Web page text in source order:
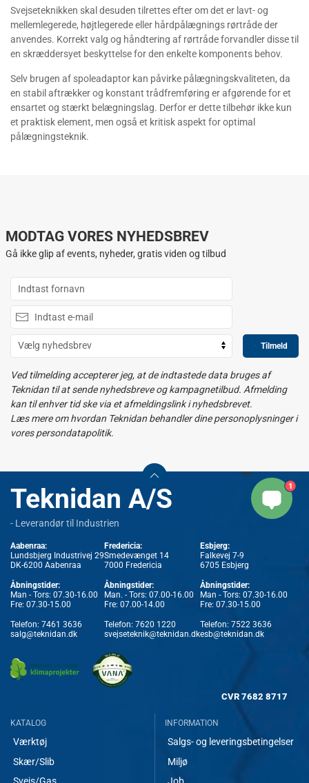
Svejseteknikken skal desuden tilrettes efter om det er lavt- og
mellemlegerede, højtlegerede eller hårdpålægnings rørtråde der
anvendes. Korrekt valg og håndtering af rørtråde forvandler disse til
en skræddersyet beskyttelse for den enkelte komponents behov.
Selv brugen af spoleadaptor kan påvirke pålægningskvaliteten, da
en stabil aftrækker og konstant trådfremføring er afgørende for et
ensartet og stærkt belægningslag. Derfor er dette tilbehør ikke kun
et praktisk element, men også et kritisk aspekt for optimal
pålægningsteknik.
MODTAG VORES NYHEDSBREV
Gå ikke glip af events, nyheder, gratis viden og tilbud
Tilmeld
Ved tilmelding accepterer jeg, at de indtastede data bruges af
Teknidan til at sende nyhedsbreve og kampagnetilbud. Afmelding
kan til enhver tid ske via et afmeldingslink i nyhedsbrevet.
Læs mere om hvordan Teknidan behandler dine personoplysninger i
vores persondatapolitik.
Teknidan A/S
- Leverandør til Industrien
Aabenraa:
Lundsbjerg Industrivej 29
DK-6200 Aabenraa
Åbningstider:
Man - Tors: 07.30-16.00
Fre: 07.30-15.00
Telefon: 7461 3636
salg@teknidan.dk
Fredericia:
Smedevænget 14
7000 Fredericia
Åbningstider:
Man. - Tors: 07.00-16.00
Fre: 07.00-14.00
Telefon: 7620 1220
svejseteknik@teknidan.dk
Esbjerg:
Falkevej 7-9
6705 Esbjerg
Åbningstider:
Man - Tors: 07.30-16.00
Fre: 07.30-15.00
Telefon: 7522 3636
esb@teknidan.dk
CVR 7682 8717
KATALOG
Værktøj
Skær/Slib
INFORMATION
Salgs- og leveringsbetingelser
Miljø
1